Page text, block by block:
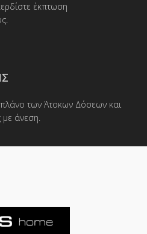
έκπτωση
πλάνο των Άτοκων Δόσεων και
με άνεση.